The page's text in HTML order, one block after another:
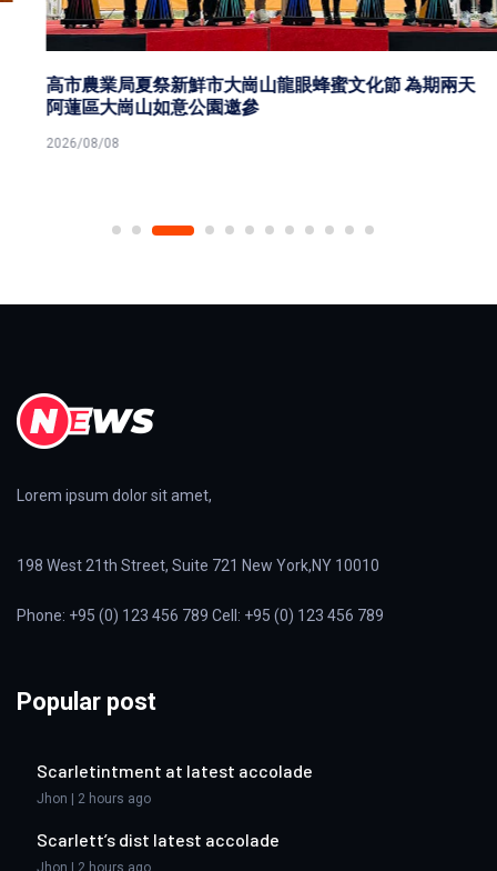
高市農業局夏祭新鮮市大崗山龍眼蜂蜜文化節 為期兩天
阿蓮區大崗山如意公園邀參
2026/08/08
Lorem ipsum dolor sit amet,
198 West 21th Street, Suite 721 New York,NY 10010
Phone: +95 (0) 123 456 789 Cell: +95 (0) 123 456 789
Popular post
Scarletintment at latest accolade
Jhon | 2 hours ago
Scarlett’s dist latest accolade
Jhon | 2 hours ago